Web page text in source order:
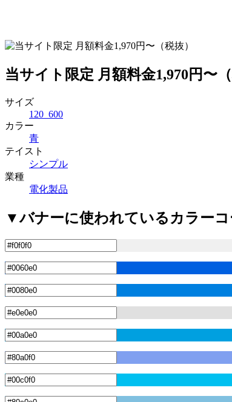
当サイト限定 月額料金1,970円〜
サイズ
120_600
カラー
青
テイスト
シンプル
業種
電化製品
▼バナーに使われているカラー